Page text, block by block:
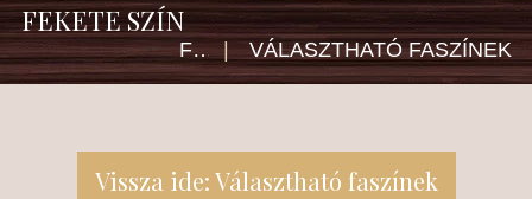
FEKETE SZÍN
FŐOLDAL | VÁLASZTHATÓ FASZÍNEK
Vissza ide: Választható faszínek